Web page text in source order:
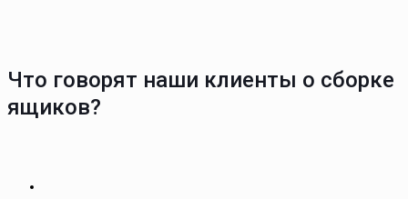
Что говорят наши клиенты о сборке
ящиков?